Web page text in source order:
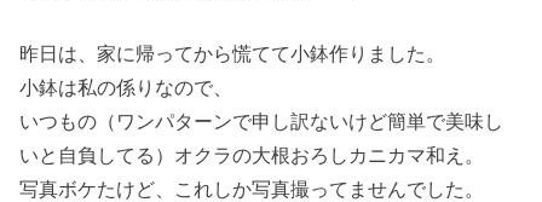
昨日は、家に帰ってから慌てて小鉢作りました。
小鉢は私の係りなので、
いつもの（ワンパターンで申し訳ないけど簡単で美味し
いと自負してる）オクラの大根おろしカニカマ和え。
写真ボケたけど、これしか写真撮ってませんでした。